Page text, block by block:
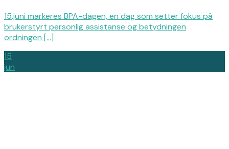
15.juni markeres BPA-dagen, en dag som setter fokus på
brukerstyrt personlig assistanse og betydningen
ordningen [...]
15
jun